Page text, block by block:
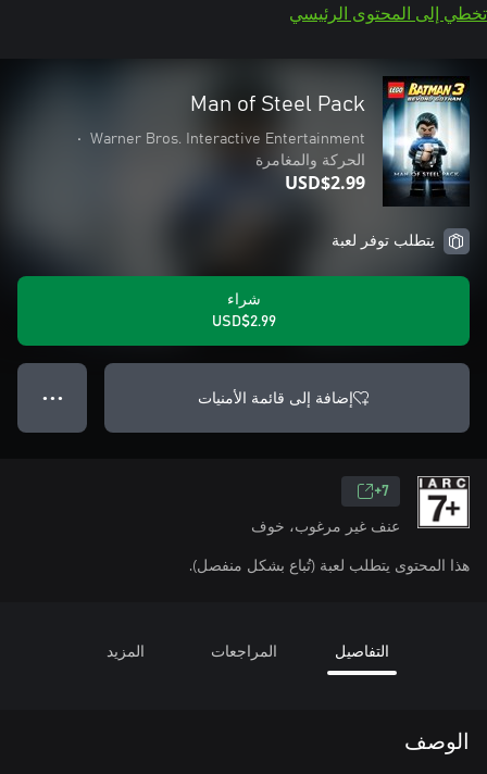
تخطي إلى المحتوى الرئيسي
Man of Steel Pack
Warner Bros. Interactive Entertainment
•
الحركة والمغامرة
USD$2.99
يتطلب توفر لعبة
شراء
USD$2.99
إضافة إلى قائمة الأمنيات ● ● ●
7+
عنف غير مرغوب، خوف
هذا المحتوى يتطلب لعبة (تُباع بشكل منفصل).
التفاصيل المراجعات المزيد
الوصف